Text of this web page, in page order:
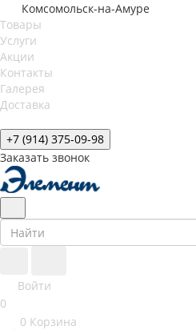
Комсомольск-на-Амуре
Товары
Услуги
Акции
Контакты
Галерея
Доставка
+7 (914) 375-09-98
Заказать звонок
Войти
0
0 Корзина